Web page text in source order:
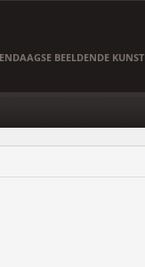
BEELDENDE KUNST